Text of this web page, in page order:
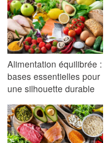
Alimentation équilibrée :
bases essentielles pour
une silhouette durable